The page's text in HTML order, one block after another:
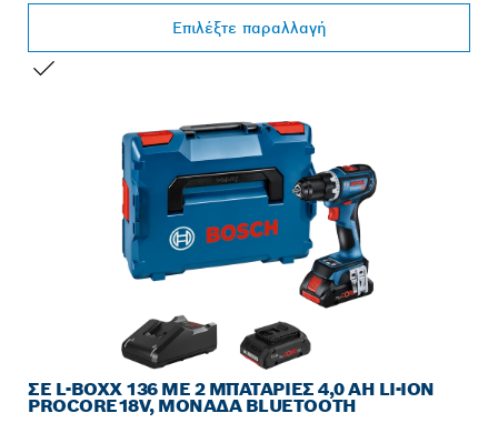
Επιλέξτε παραλλαγή
ΣΕ L-BOXX 136 ΜΕ 2 ΜΠΑΤΑΡΊΕΣ 4,0 AH LI-ION
PROCORE18V, ΜΟΝΆΔΑ BLUETOOTH